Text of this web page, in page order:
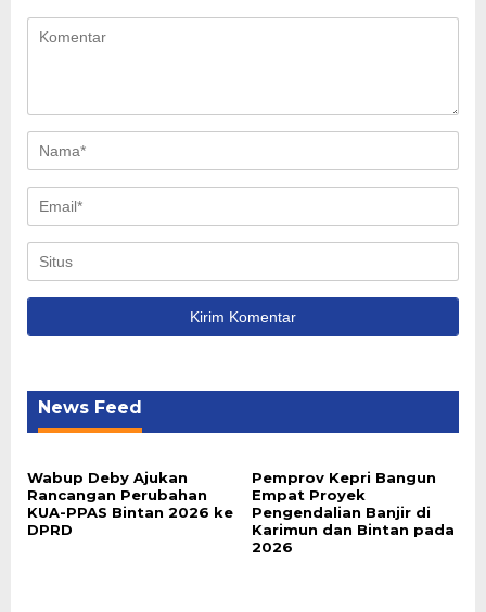
News Feed
Wabup Deby Ajukan
Rancangan Perubahan
KUA-PPAS Bintan 2026 ke
DPRD
Pemprov Kepri Bangun
Empat Proyek
Pengendalian Banjir di
Karimun dan Bintan pada
2026